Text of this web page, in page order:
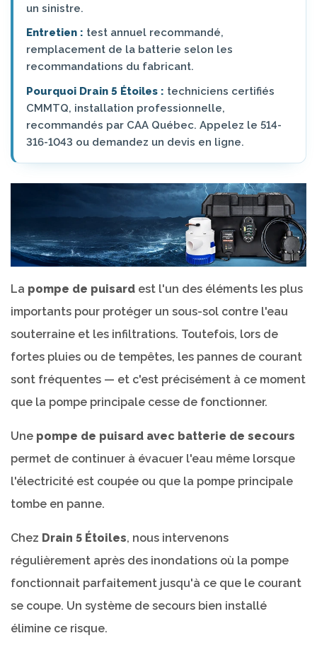
un sinistre.
Entretien : test annuel recommandé,
remplacement de la batterie selon les
recommandations du fabricant.
Pourquoi Drain 5 Étoiles : techniciens certifiés
CMMTQ, installation professionnelle,
recommandés par CAA Québec. Appelez le 514-
316-1043 ou demandez un devis en ligne.
La pompe de puisard est l'un des éléments les plus
importants pour protéger un sous-sol contre l'eau
souterraine et les infiltrations. Toutefois, lors de
fortes pluies ou de tempêtes, les pannes de courant
sont fréquentes — et c'est précisément à ce moment
que la pompe principale cesse de fonctionner.
Une pompe de puisard avec batterie de secours
permet de continuer à évacuer l'eau même lorsque
l'électricité est coupée ou que la pompe principale
tombe en panne.
Chez Drain 5 Étoiles, nous intervenons
régulièrement après des inondations où la pompe
fonctionnait parfaitement jusqu'à ce que le courant
se coupe. Un système de secours bien installé
élimine ce risque.